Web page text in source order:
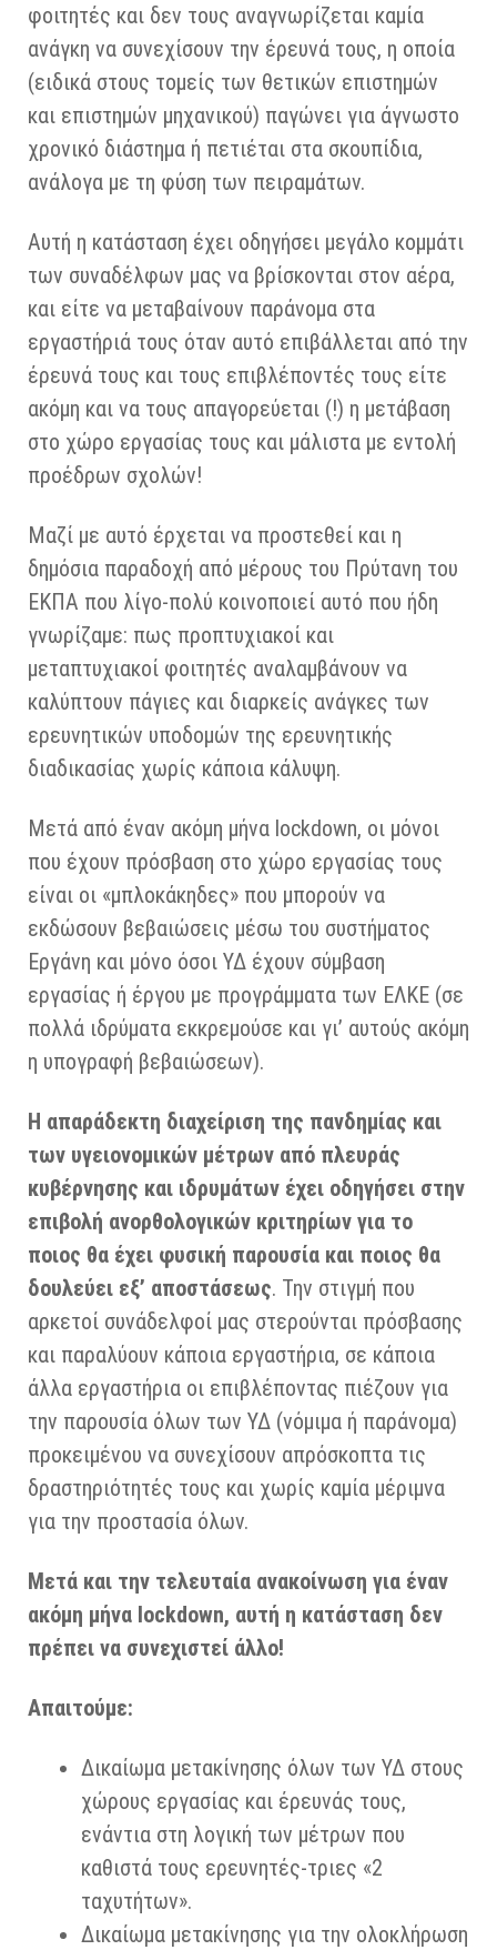
φοιτητές και δεν τους αναγνωρίζεται καμία
ανάγκη να συνεχίσουν την έρευνά τους, η οποία
(ειδικά στους τομείς των θετικών επιστημών
και επιστημών μηχανικού) παγώνει για άγνωστο
χρονικό διάστημα ή πετιέται στα σκουπίδια,
ανάλογα με τη φύση των πειραμάτων.
Αυτή η κατάσταση έχει οδηγήσει μεγάλο κομμάτι
των συναδέλφων μας να βρίσκονται στον αέρα,
και είτε να μεταβαίνουν παράνομα στα
εργαστήριά τους όταν αυτό επιβάλλεται από την
έρευνά τους και τους επιβλέποντές τους είτε
ακόμη και να τους απαγορεύεται (!) η μετάβαση
στο χώρο εργασίας τους και μάλιστα με εντολή
προέδρων σχολών!
Μαζί με αυτό έρχεται να προστεθεί και η
δημόσια παραδοχή από μέρους του Πρύτανη του
ΕΚΠΑ που λίγο-πολύ κοινοποιεί αυτό που ήδη
γνωρίζαμε: πως προπτυχιακοί και
μεταπτυχιακοί φοιτητές αναλαμβάνουν να
καλύπτουν πάγιες και διαρκείς ανάγκες των
ερευνητικών υποδομών της ερευνητικής
διαδικασίας χωρίς κάποια κάλυψη.
Μετά από έναν ακόμη μήνα lockdown, οι μόνοι
που έχουν πρόσβαση στο χώρο εργασίας τους
είναι οι «μπλοκάκηδες» που μπορούν να
εκδώσουν βεβαιώσεις μέσω του συστήματος
Εργάνη και μόνο όσοι ΥΔ έχουν σύμβαση
εργασίας ή έργου με προγράμματα των ΕΛΚΕ (σε
πολλά ιδρύματα εκκρεμούσε και γι’ αυτούς ακόμη
η υπογραφή βεβαιώσεων).
Η απαράδεκτη διαχείριση της πανδημίας και
των υγειονομικών μέτρων από πλευράς
κυβέρνησης και ιδρυμάτων έχει οδηγήσει στην
επιβολή ανορθολογικών κριτηρίων για το
ποιος θα έχει φυσική παρουσία και ποιος θα
δουλεύει εξ’ αποστάσεως. Την στιγμή που
αρκετοί συνάδελφοί μας στερούνται πρόσβασης
και παραλύουν κάποια εργαστήρια, σε κάποια
άλλα εργαστήρια οι επιβλέποντας πιέζουν για
την παρουσία όλων των ΥΔ (νόμιμα ή παράνομα)
προκειμένου να συνεχίσουν απρόσκοπτα τις
δραστηριότητές τους και χωρίς καμία μέριμνα
για την προστασία όλων.
Μετά και την τελευταία ανακοίνωση για έναν
ακόμη μήνα lockdown, αυτή η κατάσταση δεν
πρέπει να συνεχιστεί άλλο!
Απαιτούμε:
Δικαίωμα μετακίνησης όλων των ΥΔ στους
χώρους εργασίας και έρευνάς τους,
ενάντια στη λογική των μέτρων που
καθιστά τους ερευνητές-τριες «2
ταχυτήτων».
Δικαίωμα μετακίνησης για την ολοκλήρωση